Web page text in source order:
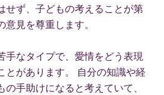
せず、子どもの考えることが第
見を尊重します。
手なタイプで、愛情をどう表現
とがあります。 自分の知識や経
手助けになると考えていて、